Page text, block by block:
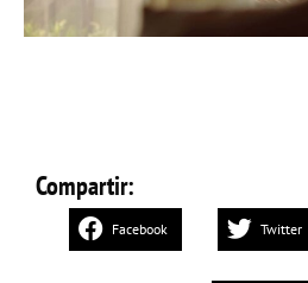
Compartir:
Facebook Twitter